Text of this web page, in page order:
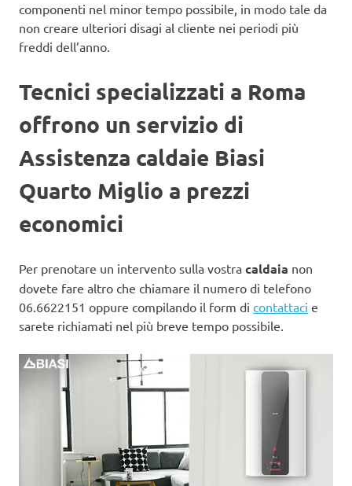
componenti nel minor tempo possibile, in modo tale da
non creare ulteriori disagi al cliente nei periodi più
freddi dell’anno.
Tecnici specializzati a Roma
offrono un servizio di
Assistenza caldaie Biasi
Quarto Miglio a prezzi
economici
Per prenotare un intervento sulla vostra caldaia non
dovete fare altro che chiamare il numero di telefono
06.6622151 oppure compilando il form di contattaci e
sarete richiamati nel più breve tempo possibile.